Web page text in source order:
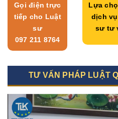
Gọi điện trực
tiếp cho Luật
sư
097 211 8764
Lựa
dịch
sư tư
TƯ VẤN PHÁP LUẬT